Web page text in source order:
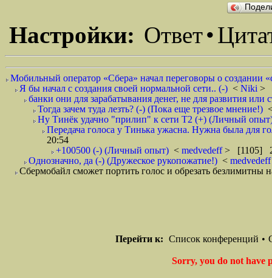
Настройки: Ответ•
Мобильный оператор «Сбера» начал переговоры о создании
Я бы начал с создания своей нормальной сети.. (-) < Niki >
банки они для зарабатывания денег, не для развития или
Тогда зачем туда лезть? (-) (Пока еще трезвое мнение!)
Ну Тинёк удачно "прилип" к сети Т2 (+) (Личный
Передача голоса у Тинька ужасна. Нужна была для
20:54
+100500 (-) (Личный опыт) < medvedeff> [1105]
Однозначно, да (-) (Дружеское рукопожатие!) <
Сбермобайл сможет портить голос и обрезать безлимитны
Перейти к: Список конференций •
Sorry, you do not have